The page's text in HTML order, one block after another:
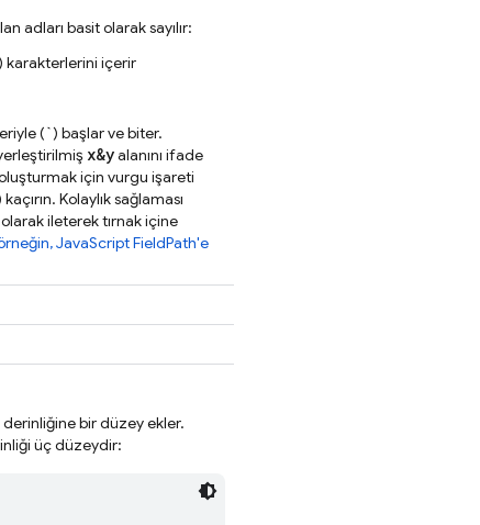
adları basit olarak sayılır:
karakterlerini içerir
(`) başlar ve biter.
x&yalanını ifade
için vurgu işareti
kaçırın. Kolaylık sağlaması
ileterek tırnak içine
JavaScript FieldPath'e
bir düzey ekler.
üç düzeydir: